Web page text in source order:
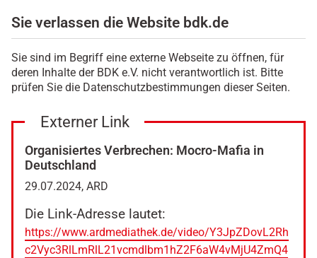
Sie verlassen die Website bdk.de
Sie sind im Begriff eine externe Webseite zu öffnen, für
deren Inhalte der BDK e.V. nicht verantwortlich ist. Bitte
prüfen Sie die Datenschutzbestimmungen dieser Seiten.
Externer Link
Organisiertes Verbrechen: Mocro-Mafia in
Deutschland
29.07.2024, ARD
Die Link-Adresse lautet:
https://www.ardmediathek.de/video/Y3JpZDovL2Rh
c2Vyc3RlLmRlL21vcmdlbm1hZ2F6aW4vMjU4ZmQ4